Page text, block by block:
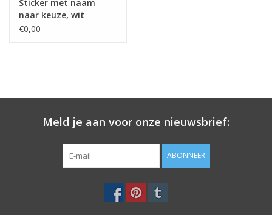
Merken
Sticker met naam
naar keuze, wit
€0,00
Meld je aan voor onze nieuwsbrief:
ABONNEER